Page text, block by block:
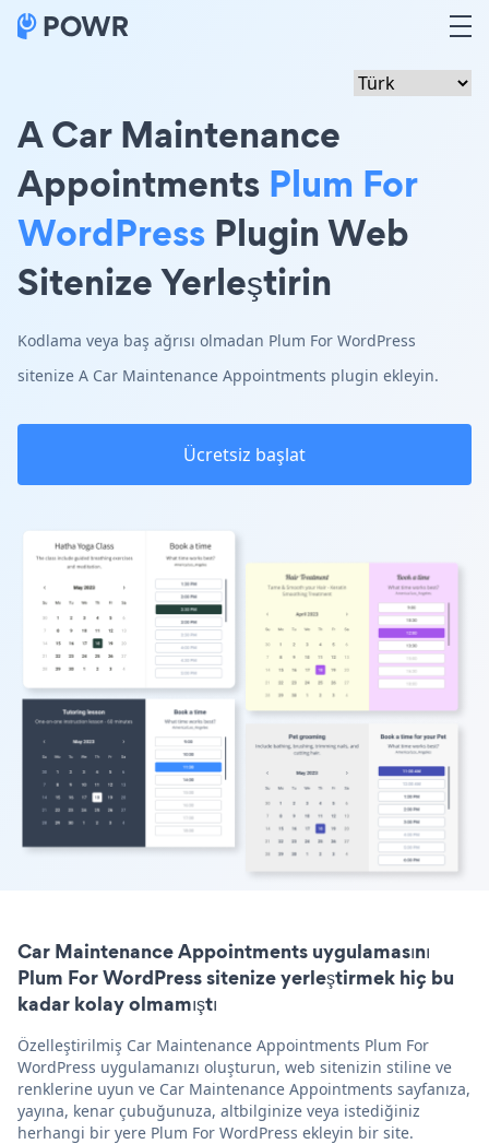
A Car Maintenance
Appointments Plum For
WordPress Plugin Web
Sitenize Yerleştirin
Kodlama veya baş ağrısı olmadan Plum For WordPress
sitenize A Car Maintenance Appointments plugin ekleyin.
Ücretsiz başlat
Car Maintenance Appointments uygulamasını
Plum For WordPress sitenize yerleştirmek hiç bu
kadar kolay olmamıştı
Özelleştirilmiş Car Maintenance Appointments Plum For
WordPress uygulamanızı oluşturun, web sitenizin stiline ve
renklerine uyun ve Car Maintenance Appointments sayfanıza,
yayına, kenar çubuğunuza, altbilginize veya istediğiniz
herhangi bir yere Plum For WordPress ekleyin bir site.